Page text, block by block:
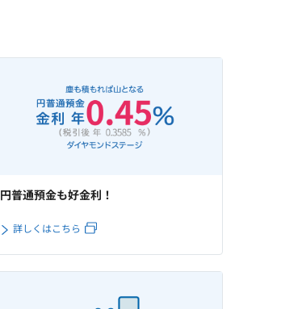
円普通預金も好金利！
詳しくはこちら